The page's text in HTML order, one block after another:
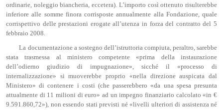
ordinarie, noleggio biancheria, eccetera). L’importo così ottenuto risulterebbe
inferiore alle somme finora corrisposte annualmente alla Fondazione, quale
corrispettivo delle prestazioni erogate all’utenza in forza del contratto del 5
febbraio 2008.
La documentazione a sostegno dell’istruttoria compiuta, peraltro, sarebbe
stata trasmessa al ministero competente «prima della instaurazione
dell’odierno giudizio di impugnazione», sicché il «processo di
internalizzazione» si muoverebbe proprio «nella direzione auspicata dal
Ministero» di contenere i costi (che passerebbero «da una spesa presunta
attualmente di 11 milioni di euro» ad un impegno finanziario calcolato «in €
9.591.860,72»), non essendo stati previsti né «livelli ulteriori di assistenza né